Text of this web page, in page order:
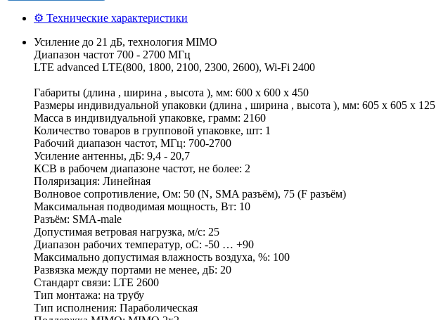
⚙ Технические характеристики
Усиление до 21 дБ, технология MIMO
Диапазон частот 700 - 2700 МГц
LTE advanced LTE(800, 1800, 2100, 2300, 2600), Wi-Fi 2400
Габариты (длина , ширина , высота ), мм: 600 x 600 x 450
Размеры индивидуальной упаковки (длина , ширина , высота ), мм: 605 x 605 x 125
Масса в индивидуальной упаковке, грамм: 2160
Количество товаров в групповой упаковке, шт: 1
Рабочий диапазон частот, МГц: 700-2700
Усиление антенны, дБ: 9,4 - 20,7
КСВ в рабочем диапазоне частот, не более: 2
Поляризация: Линейная
Волновое сопротивление, Ом: 50 (N, SMA разъём), 75 (F разъём)
Максимальная подводимая мощность, Вт: 10
Разъём: SMA-male
Допустимая ветровая нагрузка, м/с: 25
Диапазон рабочих температур, оС: -50 … +90
Максимально допустимая влажность воздуха, %: 100
Развязка между портами не менее, дБ: 20
Стандарт связи: LTE 2600
Тип монтажа: на трубу
Тип исполнения: Параболическая